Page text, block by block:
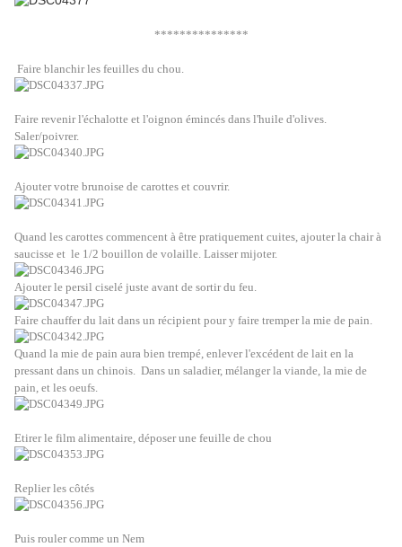
***************
Faire blanchir les feuilles du chou.
Faire revenir l'échalotte et l'oignon émincés dans l'huile d'olives.
Saler/poivrer.
Ajouter votre brunoise de carottes et couvrir.
Quand les carottes commencent à être pratiquement cuites, ajouter la chair à
saucisse et le 1/2 bouillon de volaille. Laisser mijoter.
Ajouter le persil ciselé juste avant de sortir du feu.
Faire chauffer du lait dans un récipient pour y faire tremper la mie de pain.
Quand la mie de pain aura bien trempé, enlever l'excédent de lait en la
pressant dans un chinois. Dans un saladier, mélanger la viande, la mie de
pain, et les oeufs.
Etirer le film alimentaire, déposer une feuille de chou
Replier les côtés
Puis rouler comme un Nem